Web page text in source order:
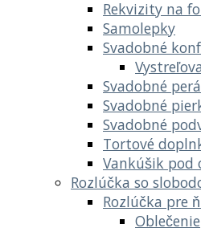
Rekvizity na
Samolepky
Svadobné
Svadobné perá
Svadobné
Svadobné
Tortové
Vankúšik pod
Rozlúčka so
Rozlúčka pre
Oblečenie